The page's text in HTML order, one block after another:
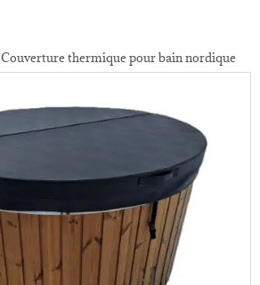
Couverture thermique pour bain nordique